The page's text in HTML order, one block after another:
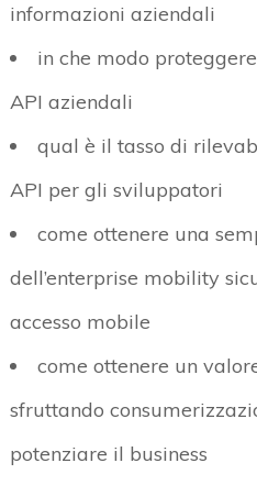
informazioni aziendali
in che modo
API aziendali
qual è il tasso di
API per gli sviluppatori
come ottenere una
dell’enterprise mobility
accesso mobile
come ottenere un
sfruttando
potenziare il business